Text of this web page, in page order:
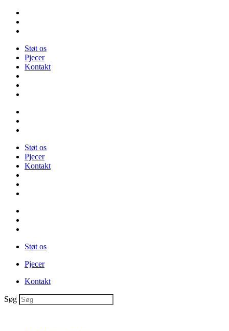
Videre
indhold
Støt os
Pjecer
Kontakt
Støt os
Pjecer
Kontakt
Støt os
Pjecer
Kontakt
Søg